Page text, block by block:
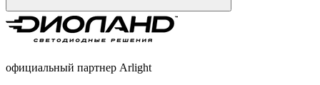
официальный партнер Arlight